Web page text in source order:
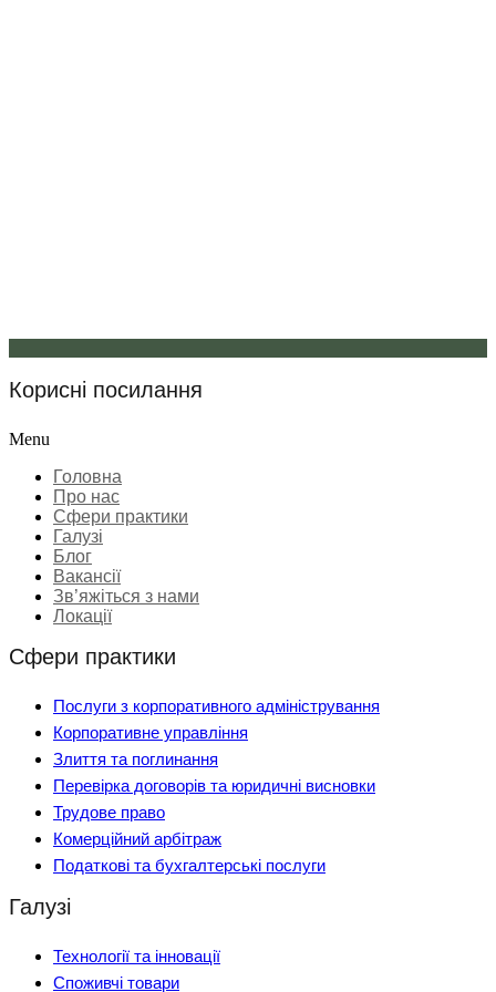
Корисні посилання
Menu
Головна
Про нас
Сфери практики
Галузі
Блог
Вакансії
Зв’яжіться з нами
Локації
Сфери практики
Послуги з корпоративного адміністрування
Корпоративне управління
Злиття та поглинання
Перевірка договорів та юридичні висновки
Трудове право
Комерційний арбітраж
Податкові та бухгалтерські послуги
Галузі
Технології та інновації
Споживчі товари